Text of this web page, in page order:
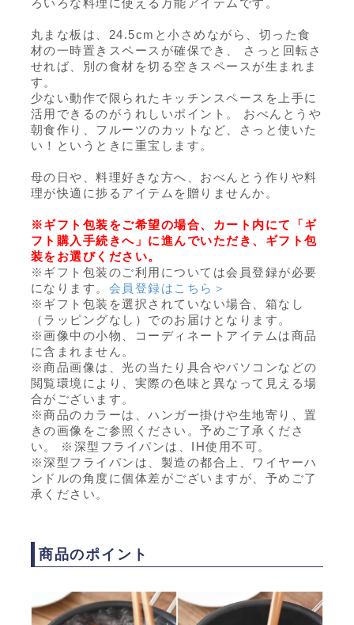
丸まな板は、24.5cmと小さめながら、切った食
材の一時置きスペースが確保でき、
さっと回転さ
せれば、別の食材を切る空きスペースが生まれま
す。
少ない動作で限られたキッチンスペースを上手に
活用できるのがうれしいポイント。
おべんとうや
朝食作り、フルーツのカットなど、さっと使いた
い！というときに重宝します。
母の日や、料理好きな方へ、おべんとう作りや料
理が快適に捗るアイテムを贈りませんか。
※ギフト包装をご希望の場合、カート内にて「ギ
フト購入手続きへ」に進んでいただき、ギフト包
装をお選びください。
※ギフト包装のご利用については会員登録が必要
になります。 会員登録はこちら＞
※ギフト包装を選択されていない場合、箱なし
（ラッピングなし）でのお届けとなります。
※画像中の小物、コーディネートアイテムは商品
に含まれません。
※商品画像は、光の当たり具合やパソコンなどの
閲覧環境により、実際の色味と異なって見える場
合がございます。
※商品のカラーは、ハンガー掛けや生地寄り、置
きの画像をご参照ください。予めご了承くださ
い。 ※深型フライパンは、IH使用不可。
※深型フライパンは、製造の都合上、ワイヤーハ
ンドルの角度に個体差がございますが、予めご了
承ください。
商品のポイント